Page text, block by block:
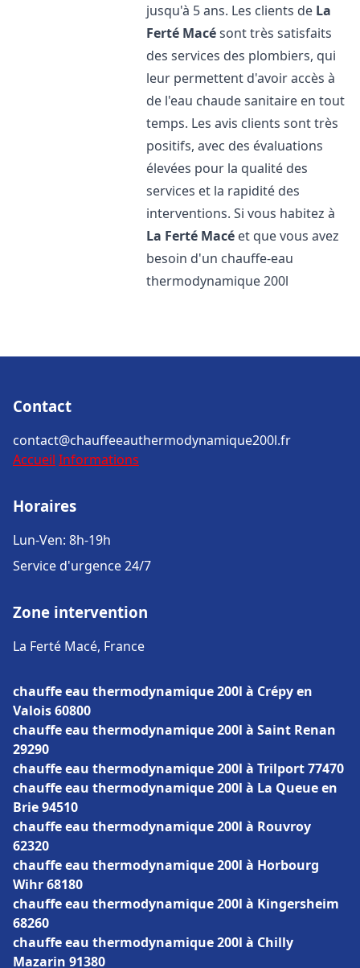
jusqu'à 5 ans. Les clients de La
Ferté Macésont très satisfaits
des services des plombiers, qui
leur permettent d'avoir accès à
de l'eau chaude sanitaire en tout
temps. Les avis clients sont très
positifs, avec des évaluations
élevées pour la qualité des
services et la rapidité des
interventions. Si vous habitez à
La Ferté Macé et que vous avez
besoin d'un chauffe-eau
thermodynamique 200l
Contact
contact@chauffeeauthermodynamique200l.fr
Accueil Informations
Horaires
Lun-Ven: 8h-19h
Service d'urgence 24/7
Zone intervention
La Ferté Macé, France
chauffe eau thermodynamique 200l à Crépy en
Valois 60800
chauffe eau thermodynamique 200l à Saint Renan
29290
chauffe eau thermodynamique 200l à Trilport 77470
chauffe eau thermodynamique 200l à La Queue en
Brie 94510
chauffe eau thermodynamique 200l à Rouvroy
62320
chauffe eau thermodynamique 200l à Horbourg
Wihr 68180
chauffe eau thermodynamique 200l à Kingersheim
68260
chauffe eau thermodynamique 200l à Chilly
Mazarin 91380